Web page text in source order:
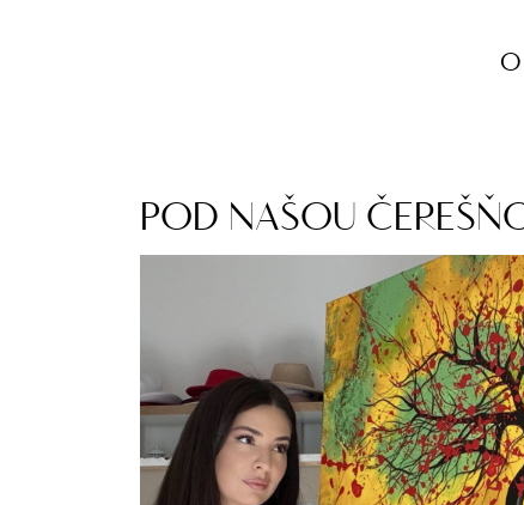
POD NAŠOU